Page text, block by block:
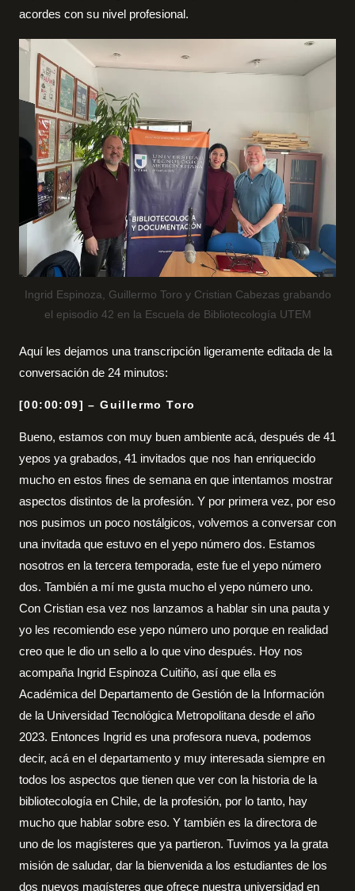
acordes con su nivel profesional.
Ingrid Espinoza, Guillermo Toro y Cristian Cabezas grabando
el episodio 42 en la Escuela de Bibliotecología UTEM
Aquí les dejamos una transcripción ligeramente editada de la
conversación de 24 minutos:
[00:00:09] – Guillermo Toro
Bueno, estamos con muy buen ambiente acá, después de 41
yepos ya grabados, 41 invitados que nos han enriquecido
mucho en estos fines de semana en que intentamos mostrar
aspectos distintos de la profesión. Y por primera vez, por eso
nos pusimos un poco nostálgicos, volvemos a conversar con
una invitada que estuvo en el yepo número dos. Estamos
nosotros en la tercera temporada, este fue el yepo número
dos. También a mí me gusta mucho el yepo número uno.
Con Cristian esa vez nos lanzamos a hablar sin una pauta y
yo les recomiendo ese yepo número uno porque en realidad
creo que le dio un sello a lo que vino después. Hoy nos
acompaña Ingrid Espinoza Cuitiño, así que ella es
Académica del Departamento de Gestión de la Información
de la Universidad Tecnológica Metropolitana desde el año
2023. Entonces Ingrid es una profesora nueva, podemos
decir, acá en el departamento y muy interesada siempre en
todos los aspectos que tienen que ver con la historia de la
bibliotecología en Chile, de la profesión, por lo tanto, hay
mucho que hablar sobre eso. Y también es la directora de
uno de los magísteres que ya partieron. Tuvimos ya la grata
misión de saludar, dar la bienvenida a los estudiantes de los
dos nuevos magísteres que ofrece nuestra universidad en